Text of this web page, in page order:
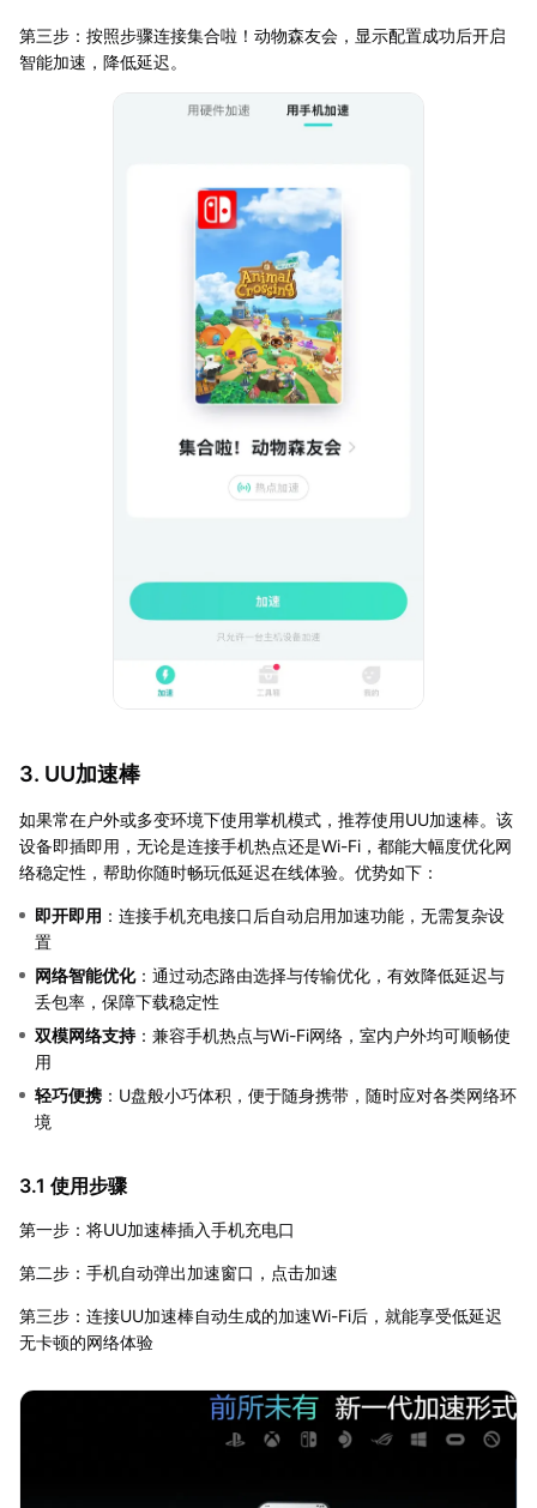
第三步：按照步骤连接集合啦！动物森友会，显示配置成功后开启
智能加速，降低延迟。
3. UU加速棒
如果常在户外或多变环境下使用掌机模式，推荐使用UU加速棒。该
设备即插即用，无论是连接手机热点还是Wi-Fi，都能大幅度优化网
络稳定性，帮助你随时畅玩低延迟在线体验。优势如下：
即开即用 ：连接手机充电接口后自动启用加速功能，无需复杂设
置
网络智能优化：通过动态路由选择与传输优化，有效降低延迟与
丢包率，保障下载稳定性
双模网络支持：兼容手机热点与Wi-Fi网络，室内户外均可顺畅使
用
轻巧便携 ：U盘般小巧体积，便于随身携带，随时应对各类网络环
境
3.1 使用步骤
第一步：将UU加速棒插入手机充电口
第二步：手机自动弹出加速窗口，点击加速
第三步：连接UU加速棒自动生成的加速Wi-Fi后，就能享受低延迟
无卡顿的网络体验